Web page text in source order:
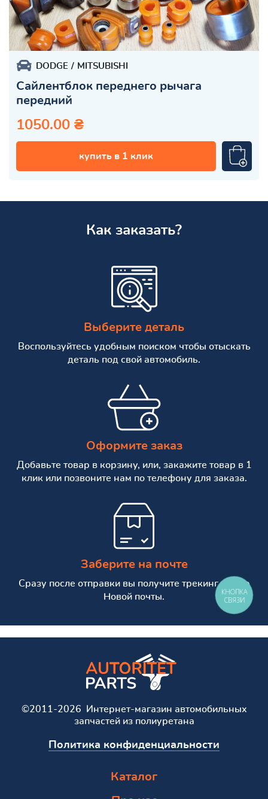
DODGE MITSUBISHI
Сайлентблок переднего рычага
передний
1050.00 ₴
купить в 1 клик
Как заказать?
Выберите деталь
Воспользуйтесь удобным поиском чтобы отыскать
деталь под свой автомобиль.
Оформите заказ
Добавьте товар в корзину, или, закажите товар в 1
клик или позвоните нам по телефону для заказа.
Заберите на почте
Сразу после отправки вы получите трекинг номер
Новой почты.
©2011-2026 Интернет-магазин автомобильных
запчастей из полиуретана
Политика конфиденциальности
Каталог
КНОПКА
СВЯЗИ